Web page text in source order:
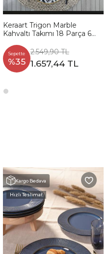
Keraart Trigon Marble
Kahvaltı Takımı 18 Parça 6
Sepette
%35
2.549,90 TL
1.657,44 TL
Kargo Bedava
Hızlı Teslimat